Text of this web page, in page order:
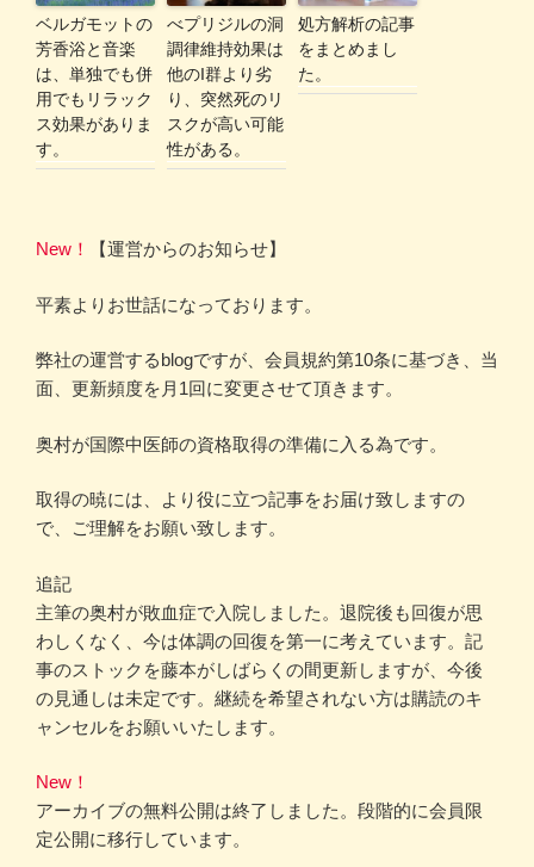
ベルガモットの
芳香浴と音楽
は、単独でも併
用でもリラック
ス効果がありま
す。
べプリジルの洞
調律維持効果は
他のI群より劣
り、突然死のリ
スクが高い可能
性がある。
処方解析の記事
をまとめまし
た。
New！ 【運営からのお知らせ】
平素よりお世話になっております。
弊社の運営するblogですが、会員規約第10条に基づき、当
面、更新頻度を月1回に変更させて頂きます。
奥村が国際中医師の資格取得の準備に入る為です。
取得の暁には、より役に立つ記事をお届け致しますの
で、ご理解をお願い致します。
追記
主筆の奥村が敗血症で入院しました。退院後も回復が思
わしくなく、今は体調の回復を第一に考えています。記
事のストックを藤本がしばらくの間更新しますが、今後
の見通しは未定です。継続を希望されない方は購読のキ
ャンセルをお願いいたします。
New！
アーカイブの無料公開は終了しました。段階的に会員限
定公開に移行しています。